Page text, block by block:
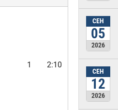
1 2:10
СЕН
05
2026
СЕН
12
2026